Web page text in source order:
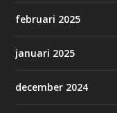
februari 2025
januari 2025
december 2024